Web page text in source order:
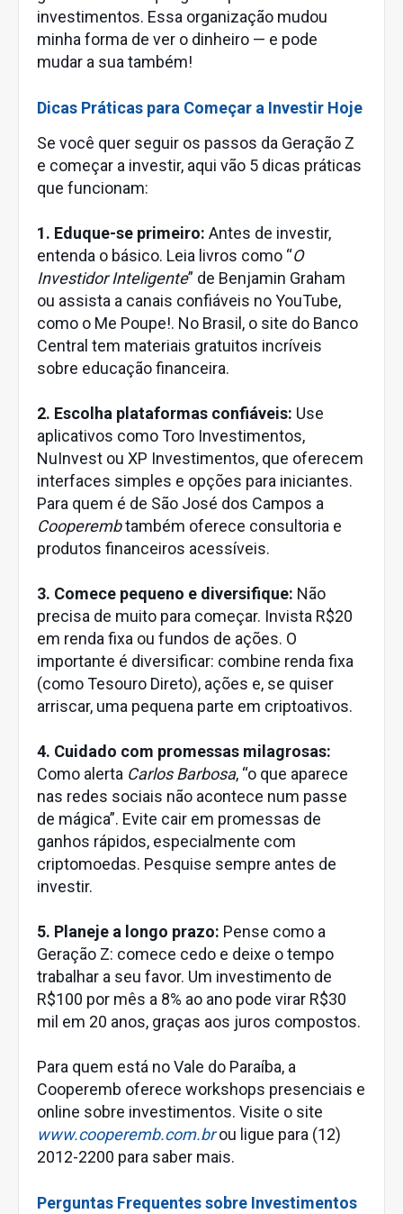
investimentos. Essa organização mudou
minha forma de ver o dinheiro — e pode
mudar a sua também!
Dicas Práticas para Começar a Investir Hoje
Se você quer seguir os passos da Geração Z
e começar a investir, aqui vão 5 dicas práticas
que funcionam:
1. Eduque-se primeiro: Antes de investir,
entenda o básico. Leia livros como “O
Investidor Inteligente” de Benjamin Graham
ou assista a canais confiáveis no YouTube,
como o Me Poupe!. No Brasil, o site do Banco
Central tem materiais gratuitos incríveis
sobre educação financeira.
2. Escolha plataformas confiáveis: Use
aplicativos como Toro Investimentos,
NuInvest ou XP Investimentos, que oferecem
interfaces simples e opções para iniciantes.
Para quem é de São José dos Campos a
Cooperembtambém oferece consultoria e
produtos financeiros acessíveis.
3. Comece pequeno e diversifique: Não
precisa de muito para começar. Invista R$20
em renda fixa ou fundos de ações. O
importante é diversificar: combine renda fixa
(como Tesouro Direto), ações e, se quiser
arriscar, uma pequena parte em criptoativos.
4. Cuidado com promessas milagrosas:
Como alerta Carlos Barbosa, “o que aparece
nas redes sociais não acontece num passe
de mágica”. Evite cair em promessas de
ganhos rápidos, especialmente com
criptomoedas. Pesquise sempre antes de
investir.
5. Planeje a longo prazo: Pense como a
Geração Z: comece cedo e deixe o tempo
trabalhar a seu favor. Um investimento de
R$100 por mês a 8% ao ano pode virar R$30
mil em 20 anos, graças aos juros compostos.
Para quem está no Vale do Paraíba, a
Cooperemb oferece workshops presenciais e
online sobre investimentos. Visite o site
www.cooperemb.com.brou ligue para (12)
2012-2200 para saber mais.
Perguntas Frequentes sobre Investimentos